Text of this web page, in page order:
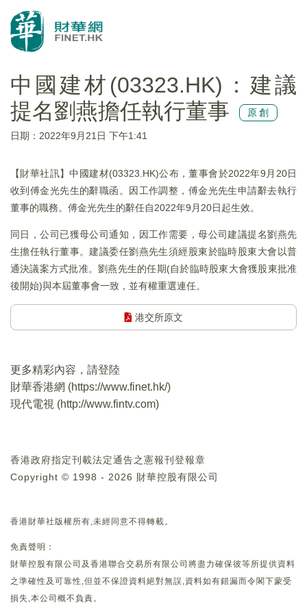
中國建材(03323.HK)：建議
提名劉燕擔任執行董事
原創
日期：2022年9月21日 下午1:41
【財華社訊】中國建材(03323.HK)公布，董事會於2022年9月20日
收到傅金光先生的辭職函。因工作調整，傅金光先生申請辭去執行
董事的職務。傅金光先生的辭任自2022年9月20日起生效。
同日，公司已獲母公司通知，因工作需要，母公司建議提名劉燕先
生擔任執行董事。建議委任劉燕先生須經股東於臨時股東大會以普
通決議案方式批准。劉燕先生的任期(自於臨時股東大會獲股東批准
後開始)與本屆董事會一致，並有權重選連任。
港交所原文
更多精彩內容，請登陸
財華香港網 (https://www.finet.hk/)
現代電視 (http://www.fintv.com)
香港政府指定刊載法定通告之憲報刊登報章
Copyright © 1998 - 2026 財華控股有限公司
香港財華社版權所有,未經同意不得轉載。
免責聲明：
財華控股有限公司及香港聯合交易所有限公司將盡力確保彼等所提供資料
之準確性及可靠性,但並不保證資料絕對無誤,資料如有錯漏而令閣下蒙受
損失,本公司概不負責。